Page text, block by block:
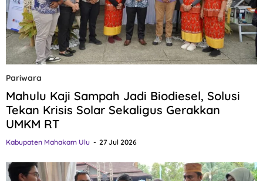
Pariwara
Mahulu Kaji Sampah Jadi Biodiesel, Solusi
Tekan Krisis Solar Sekaligus Gerakkan
UMKM RT
Kabupaten Mahakam Ulu 27 Jul 2026